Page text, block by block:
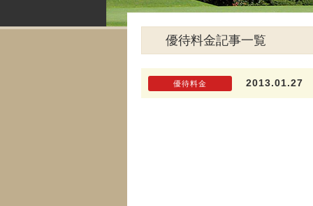
優待料金記事一覧
優待料金 2013.01.27